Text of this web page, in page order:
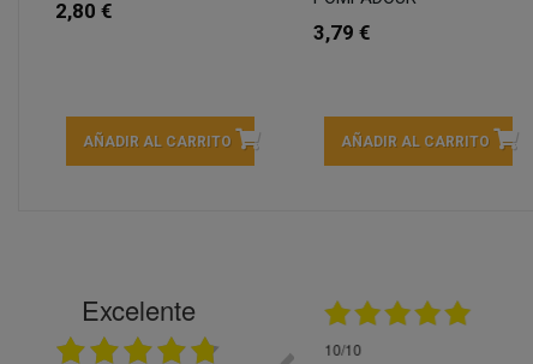
2,80 €
AÑADIR AL CARRITO
3,79 €
AÑADIR AL CARRITO
Excelente
En general bien. Un zumo de